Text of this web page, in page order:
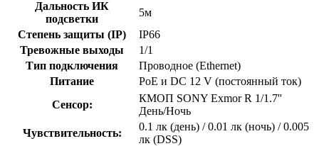
Дальность ИК
подсветки
5м
Степень защиты (IP)
IP66
Тревожные выходы
1/1
Тип подключения
Проводное (Ethernet)
Питание
PoE и DC 12 V (постоянный ток)
Сенсор:
КМОП SONY Exmor R 1/1.7''
День/Ночь
Чувствительность:
0.1 лк (день) / 0.01 лк (ночь) / 0.005
лк (DSS)